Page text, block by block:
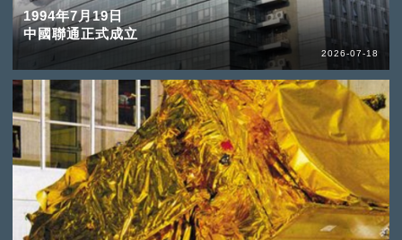
1994年7月19日
中國聯通正式成立
2026-07-18